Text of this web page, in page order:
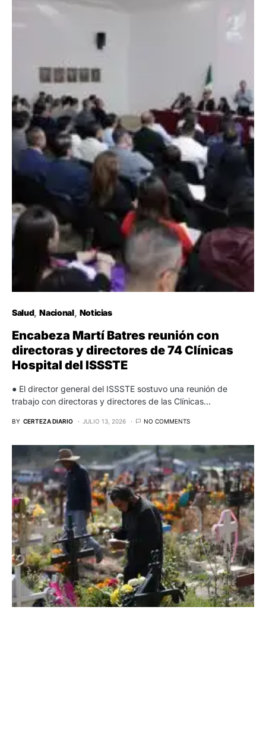
Salud Nacional Noticias
Encabeza Martí Batres reunión con
directoras y directores de 74 Clínicas
Hospital del ISSSTE
● El director general del ISSSTE sostuvo una reunión de
trabajo con directoras y directores de las Clínicas…
BY CERTEZA DIARIO JULIO 13, 2026 NO COMMENTS